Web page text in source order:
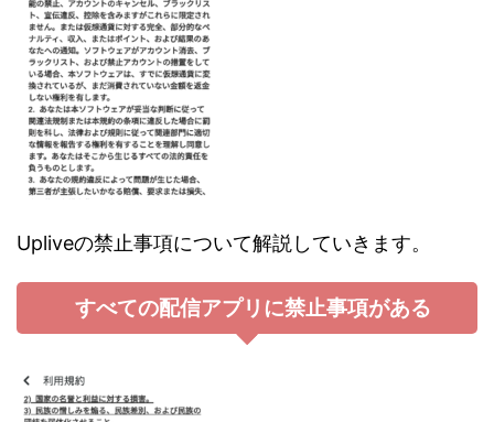
Upliveの禁止事項について解説していきます。
すべての配信アプリに禁止事項がある